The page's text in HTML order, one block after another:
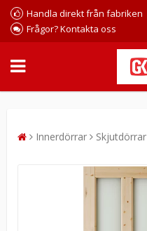
Handla direkt från fabriken
Frågor? Kontakta oss
Innerdörrar Skjutdörrar